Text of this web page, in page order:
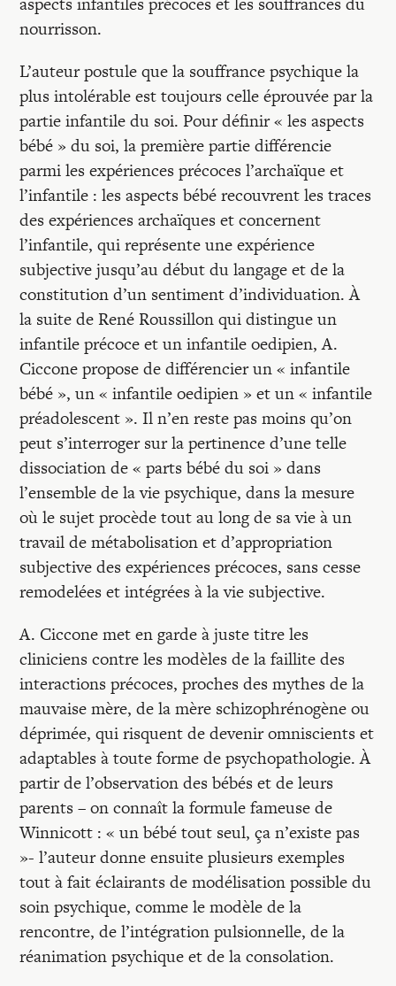
nourrisson.
L’auteur postule que la souffrance psychique la
plus intolérable est toujours celle éprouvée par la
partie infantile du soi. Pour définir « les aspects
bébé » du soi, la première partie différencie
parmi les expériences précoces l’archaïque et
l’infantile : les aspects bébé recouvrent les traces
des expériences archaïques et concernent
l’infantile, qui représente une expérience
subjective jusqu’au début du langage et de la
constitution d’un sentiment d’individuation. À
la suite de René Roussillon qui distingue un
infantile précoce et un infantile oedipien, A.
Ciccone propose de différencier un « infantile
bébé », un « infantile oedipien » et un « infantile
préadolescent ». Il n’en reste pas moins qu’on
peut s’interroger sur la pertinence d’une telle
dissociation de « parts bébé du soi » dans
l’ensemble de la vie psychique, dans la mesure
où le sujet procède tout au long de sa vie à un
travail de métabolisation et d’appropriation
subjective des expériences précoces, sans cesse
remodelées et intégrées à la vie subjective.
A. Ciccone met en garde à juste titre les
cliniciens contre les modèles de la faillite des
interactions précoces, proches des mythes de la
mauvaise mère, de la mère schizophrénogène ou
déprimée, qui risquent de devenir omniscients et
adaptables à toute forme de psychopathologie. À
partir de l’observation des bébés et de leurs
parents – on connaît la formule fameuse de
Winnicott : « un bébé tout seul, ça n’existe pas
»- l’auteur donne ensuite plusieurs exemples
tout à fait éclairants de modélisation possible du
soin psychique, comme le modèle de la
rencontre, de l’intégration pulsionnelle, de la
réanimation psychique et de la consolation.